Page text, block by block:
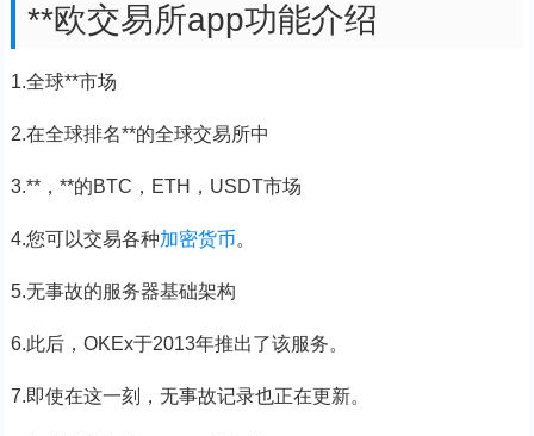
**欧交易所app功能介绍
1.全球**市场
2.在全球排名**的全球交易所中
3.**，**的BTC，ETH，USDT市场
4.您可以交易各种加密货币。
5.无事故的服务器基础架构
6.此后，OKEx于2013年推出了该服务。
7.即使在这一刻，无事故记录也正在更新。